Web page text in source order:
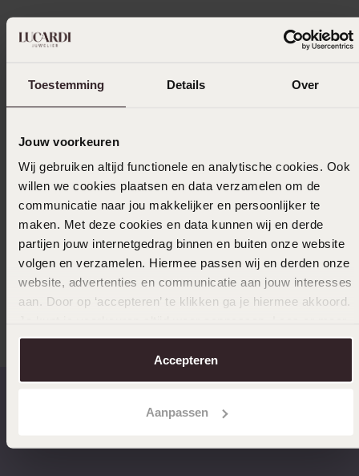
Toestemming Details Over
Jouw voorkeuren
Wij gebruiken altijd functionele en analytische cookies. Ook
willen we cookies plaatsen en data verzamelen om de
communicatie naar jou makkelijker en persoonlijker te
maken. Met deze cookies en data kunnen wij en derde
partijen jouw internetgedrag binnen en buiten onze website
volgen en verzamelen. Hiermee passen wij en derden onze
website, advertenties en communicatie aan jouw interesses
aan. Door op ‘accepteren’ te klikken ga je hiermee akkoord.
over in onscookiebeleid.
Accepteren
Aanpassen
Spezifikationen
Lieferung und Rückgabe
Größe auswählen und bestellen
Das könnte dir gefallen
Andere kauften auch